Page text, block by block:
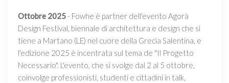
Ottobre 2025- Fowhe è partner dell'evento Agorà
Design Festival, biennale di architettura e design che si
tiene a Martano (LE) nel cuore della Grecìa Salentina, e
l'edizione 2025 è incentrata sul tema de "Il Progetto
Necessario". L'evento, che si svolge dal 2 al 5 ottobre,
coinvolge professionisti, studenti e cittadini in talk,